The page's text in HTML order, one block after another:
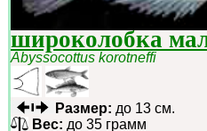
широколобка
Abyssocottus korotneffi
Размер: до 13 см.
Вес: до 35 грамм